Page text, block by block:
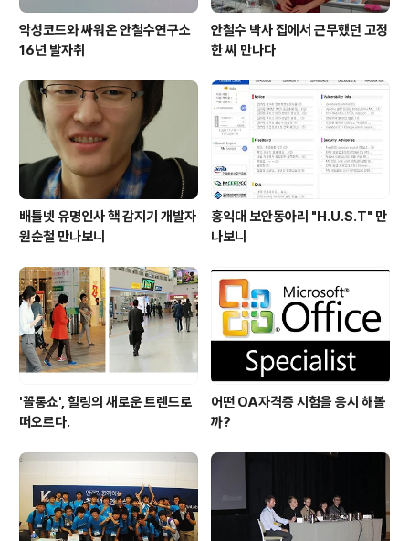
악성코드와 싸워온 안철수연구소
16년 발자취
안철수 박사 집에서 근무했던 고정
한 씨 만나다
배틀넷 유명인사 핵 감지기 개발자
원순철 만나보니
홍익대 보안동아리 "H.U.S.T" 만
나보니
'꼴통쇼', 힐링의 새로운 트렌드로
떠오르다.
어떤 OA자격증 시험을 응시 해볼
까?